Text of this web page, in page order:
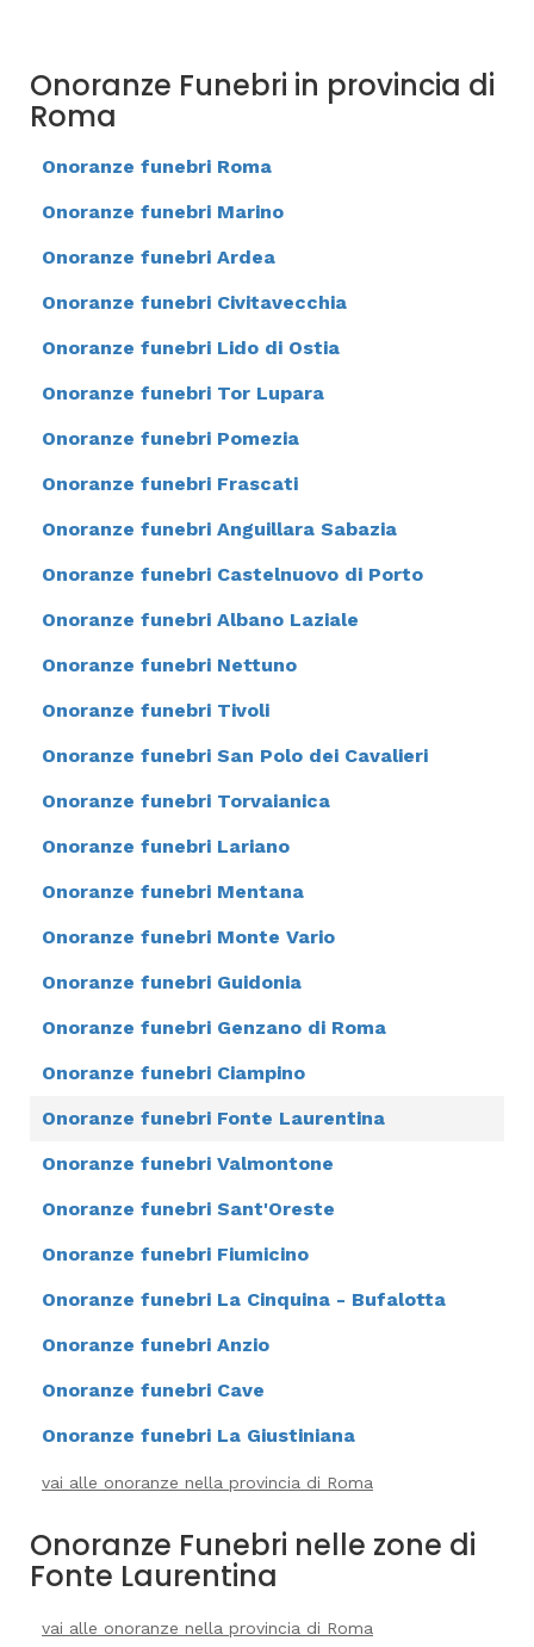
Onoranze Funebri in provincia di
Roma
Onoranze funebri Roma
Onoranze funebri Marino
Onoranze funebri Ardea
Onoranze funebri Civitavecchia
Onoranze funebri Lido di Ostia
Onoranze funebri Tor Lupara
Onoranze funebri Pomezia
Onoranze funebri Frascati
Onoranze funebri Anguillara Sabazia
Onoranze funebri Castelnuovo di Porto
Onoranze funebri Albano Laziale
Onoranze funebri Nettuno
Onoranze funebri Tivoli
Onoranze funebri San Polo dei Cavalieri
Onoranze funebri Torvaianica
Onoranze funebri Lariano
Onoranze funebri Mentana
Onoranze funebri Monte Vario
Onoranze funebri Guidonia
Onoranze funebri Genzano di Roma
Onoranze funebri Ciampino
Onoranze funebri Fonte Laurentina
Onoranze funebri Valmontone
Onoranze funebri Sant'Oreste
Onoranze funebri Fiumicino
Onoranze funebri La Cinquina - Bufalotta
Onoranze funebri Anzio
Onoranze funebri Cave
Onoranze funebri La Giustiniana
vai alle onoranze nella provincia di Roma
Onoranze Funebri nelle zone di
Fonte Laurentina
vai alle onoranze nella provincia di Roma